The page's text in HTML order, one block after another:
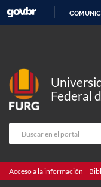
Federal
Acceso a la información